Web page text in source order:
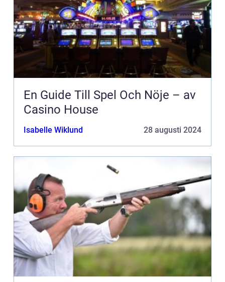
En Guide Till Spel Och Nöje – av
Casino House
Isabelle Wiklund 28 augusti 2024